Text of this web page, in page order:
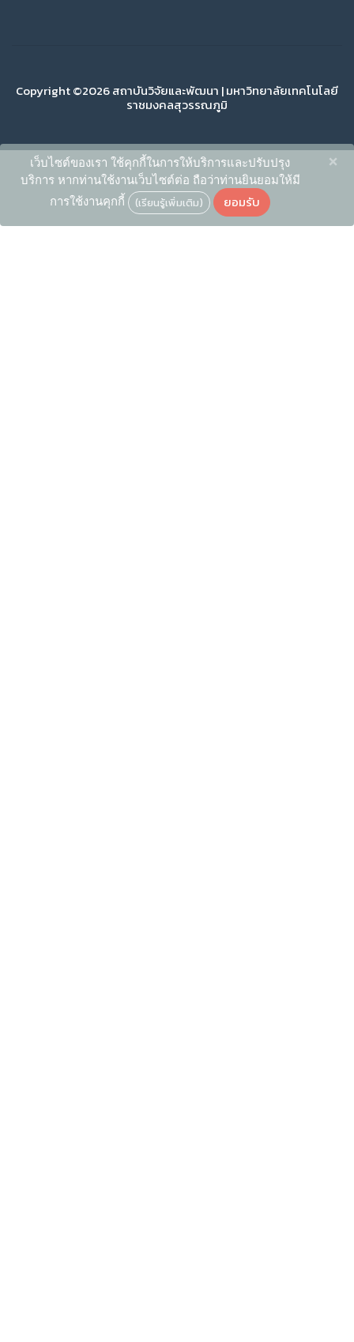
Copyright ©2026 สถาบันวิจัยและพัฒนา | มหาวิทยาลัยเทคโนโลยี
ราชมงคลสุวรรณภูมิ
เว็บไซต์ของเรา ใช้คุกกี้ในการให้บริการและปรับปรุง
บริการ หากท่านใช้งานเว็บไซต์ต่อ ถือว่าท่านยินยอมให้มี
การใช้งานคุกกี้ (เรียนรู้เพิ่มเติม) ยอมรับ
×